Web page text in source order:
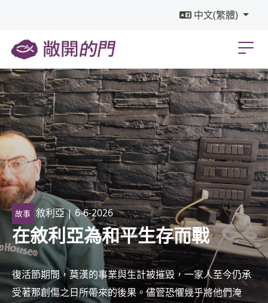
中文(繁體)
故事 敘利亞| 6-6-2026
在敘利亞為和平生存而戰
復活節期間，莫漢的事業與生計被摧毀，一家人至今仍承
受著那創傷之日所帶來的後果。儘管恐懼幾乎將他們淹